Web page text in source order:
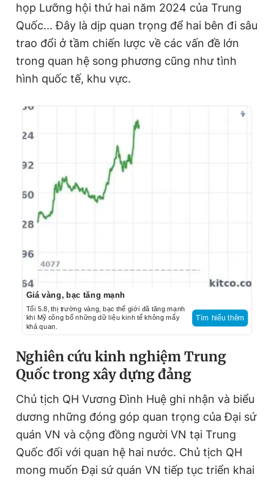
họp Lưỡng hội thứ hai năm 2024 của Trung
Quốc... Đây là dịp quan trọng để hai bên đi sâu
trao đổi ở tầm chiến lược về các vấn đề lớn
trong quan hệ song phương cũng như tình
hình quốc tế, khu vực.
Giá vàng, bạc tăng mạnh
Tối 5.8, thị trường vàng, bạc thế giới đã tăng mạnh
khi Mỹ công bố những dữ liệu kinh tế không mấy
khả quan.
Tìm hiểu thêm
Nghiên cứu kinh nghiệm Trung
Quốc trong xây dựng đảng
Chủ tịch QH Vương Đình Huệ ghi nhận và biểu
dương những đóng góp quan trọng của Đại sứ
quán VN và cộng đồng người VN tại Trung
Quốc đối với quan hệ hai nước. Chủ tịch QH
mong muốn Đại sứ quán VN tiếp tục triển khai